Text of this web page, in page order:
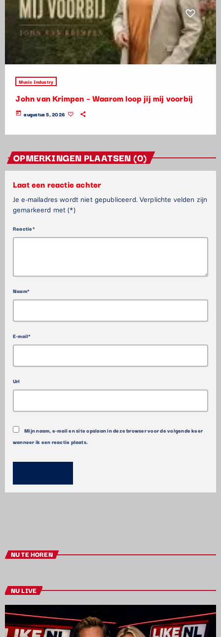
Music Industry
John van Krimpen – Waarom loop jij mij voorbij
today augustus 5, 2026
OPMERKINGEN PLAATSEN (0)
Laat een reactie achter
Je e-mailadres wordt niet gepubliceerd. Verplichte velden zijn
gemarkeerd met (*)
Reactie*
Naam*
E-mail*
Url
Mijn naam, e-mail en site opslaan in deze browser voor de volgende keer
wanneer ik een reactie plaats.
NU TE HOREN
NU LIVE